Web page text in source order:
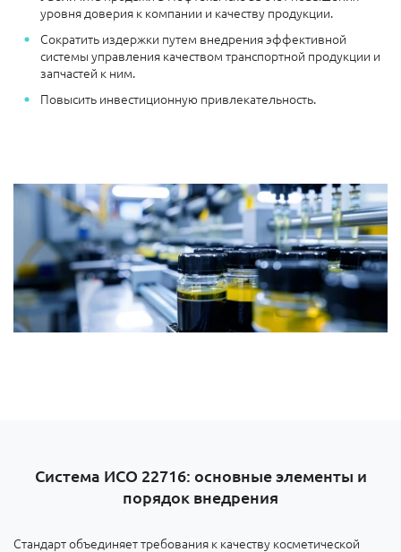
уровня доверия к компании и качеству продукции.
Сократить издержки путем внедрения эффективной
системы управления качеством транспортной продукции и
запчастей к ним.
Повысить инвестиционную привлекательность.
Система ИСО 22716: основные элементы и
порядок внедрения
Стандарт объединяет требования к качеству косметической